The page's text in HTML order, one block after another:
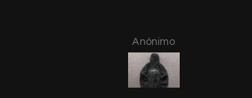
Anónimo